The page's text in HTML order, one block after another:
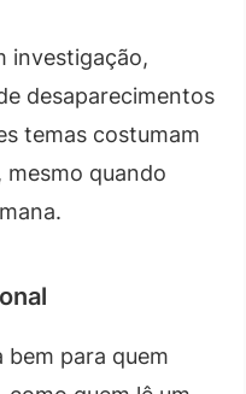
investigação,
desaparecimentos
temas costumam
quando
bem para quem